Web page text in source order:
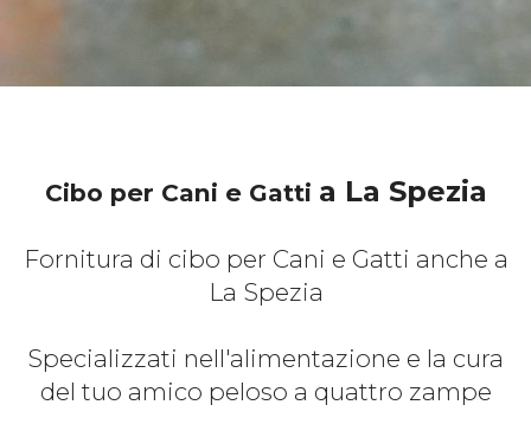
Cibo per Cani e Gatti a La Spezia
Fornitura di cibo per Cani e Gatti anche a
La Spezia
Specializzati nell'alimentazione e la cura
del tuo amico peloso a quattro zampe